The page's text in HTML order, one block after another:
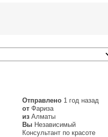
Отправлено 1 год назад
от Фариза
из Алматы
Вы Независимый
Консультант по красоте